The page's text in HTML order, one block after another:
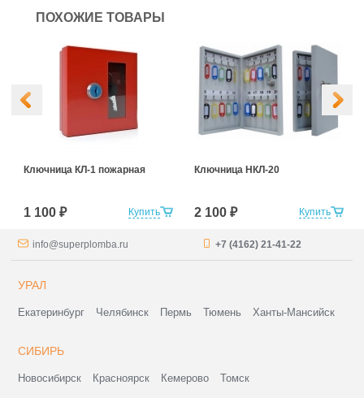
ПОХОЖИЕ ТОВАРЫ
Купить
Ключница КЛ-1 пожарная
1 100 ₽ Купить
Ключница НКЛ-20
2 100 ₽
info@superplomba.ru +7 (4162) 21-41-22
УРАЛ
Екатеринбург Челябинск Пермь Тюмень Ханты-Мансийск
СИБИРЬ
Новосибирск Красноярск Кемерово Томск